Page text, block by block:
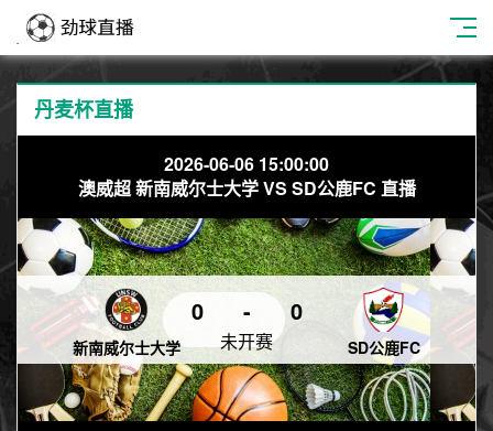
丹麦杯直播
2026-06-06 15:00:00
澳威超 新南威尔士大学 VS SD公鹿FC 直播
新南威尔士大学
0 - 0
SD公鹿FC
未开赛